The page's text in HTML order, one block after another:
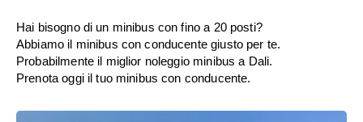
Hai bisogno di un minibus con fino a 20 posti?
Abbiamo il minibus con conducente giusto per te.
Probabilmente il miglior noleggio minibus a Dali.
Prenota oggi il tuo minibus con conducente.